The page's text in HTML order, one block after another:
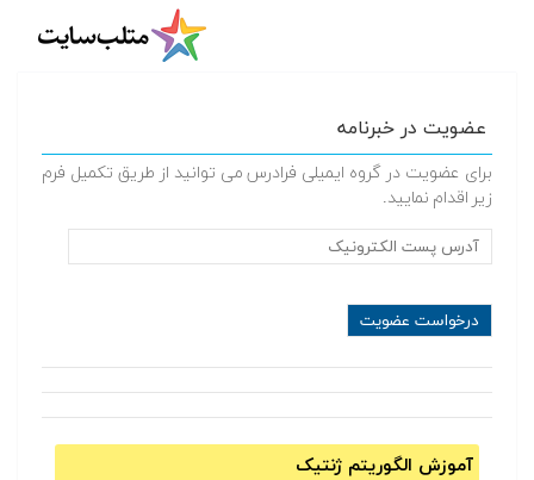
عضویت در خبرنامه
برای عضویت در گروه ایمیلی فرادرس می توانید از طریق تکمیل فرم
زیر اقدام نمایید.
آموزش الگوریتم ژنتیک